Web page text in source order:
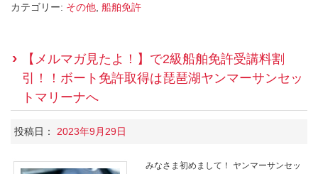
カテゴリー: その他 船舶免許
【メルマガ見たよ！】で2級船舶免許受講料割
引！！ボート免許取得は琵琶湖ヤンマーサンセッ
トマリーナへ
投稿日： 2023年9月29日
みなさま初めまして！ ヤンマーサンセッ